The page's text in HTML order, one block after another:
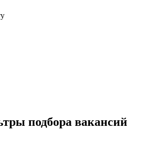
подбора вакансий